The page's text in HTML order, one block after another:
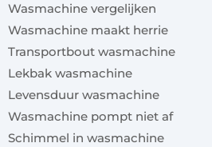
Wasmachine vergelijken
Wasmachine maakt herrie
Transportbout wasmachine
Lekbak wasmachine
Levensduur wasmachine
Wasmachine pompt niet af
Schimmel in wasmachine